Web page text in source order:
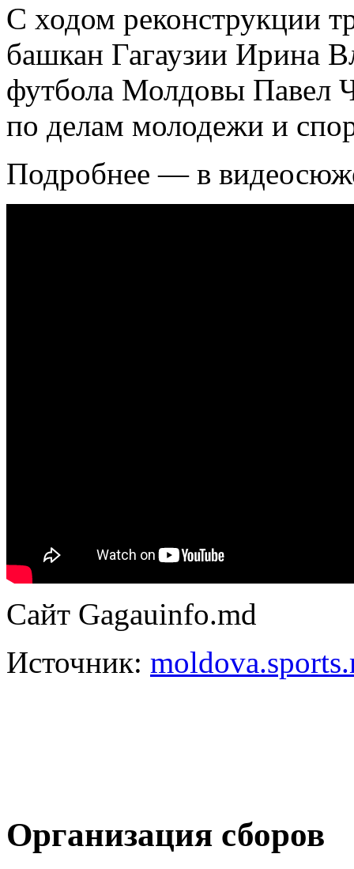
С ходом реконструкции
башкан Гагаузии Ирина
футбола Молдовы Павел
по делам молодежи и
Подробнее — в
Сайт Gagauinfo.md
Источник:
Организация сборов